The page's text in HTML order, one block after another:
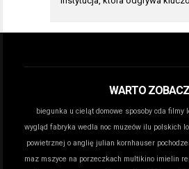
WARTO
biegunka u cieląt domowe sposoby cda filmy
wygląd fabryka wedla noc muzeów ilu polskich
powietrznej o anglię julian kornhauser
maz mszyce na porzeczkach multikino imielin